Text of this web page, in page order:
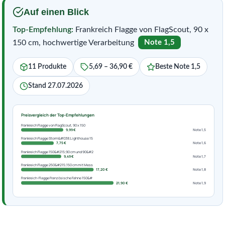
Vergleichssiegel
Auf einen Blick
Top-Empfehlung: Frankreich Flagge von FlagScout, 90 x
150 cm, hochwertige Verarbeitung
Note 1,5
11 Produkte 5,69 – 36,90 € Beste Note 1,5
Stand 27.07.2026
Preisvergleich der Top-Empfehlungen
Frankreich Flagge von FlagScout, 90 x 150
9,99 €
Note 1,5
Frankreich Flagge Storm&#038;Lighthouse 15
7,75 €
Note 1,6
Frankreich Flagge 150&#215;90 cm und 90&#2
9,49 €
Note 1,7
Frankreich Flagge 250&#215;150 cm mit Mess
17,20 €
Note 1,8
Frankreich-Flagge Französische Fahne 150&#
21,90 €
Note 1,9